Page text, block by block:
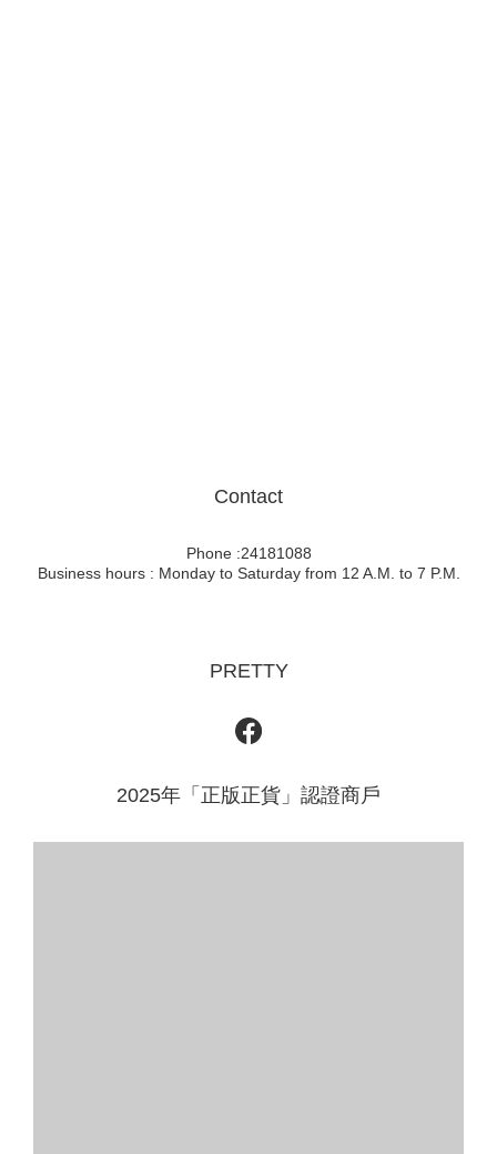
Contact
Phone :24181088
Business hours : Monday to Saturday from 12 A.M. to 7 P.M.
PRETTY
2025年「正版正貨」認證商戶